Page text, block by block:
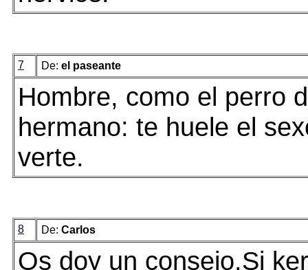
7 De: el paseante
Hombre, como el perro
hermano: te huele el
verte.
8 De: Carlos
Os doy un consejo.Si